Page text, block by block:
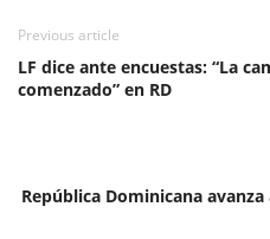
Previous article
LF dice ante encuestas: “La
comenzado” en RD
República Dominicana